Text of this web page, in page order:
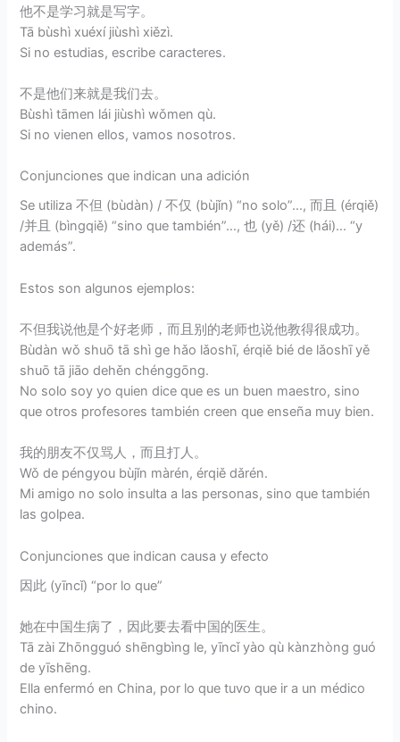
他不是学习就是写字。
Tā bùshì xuéxí jiùshì xiězì.
Si no estudias, escribe caracteres.
不是他们来就是我们去。
Bùshì tāmen lái jiùshì wǒmen qù.
Si no vienen ellos, vamos nosotros.
Conjunciones que indican una adición
Se utiliza 不但 (bùdàn) / 不仅 (bùjǐn) “no solo”…, 而且 (érqiě)
/并且 (bìngqiě) “sino que también”…, 也 (yě) /还 (hái)… “y
además”.
Estos son algunos ejemplos:
不但我说他是个好老师，而且别的老师也说他教得很成功。
Bùdàn wǒ shuō tā shì ge hǎo lǎoshī, érqiě bié de lǎoshī yě
shuō tā jiāo dehěn chénggōng.
No solo soy yo quien dice que es un buen maestro, sino
que otros profesores también creen que enseña muy bien.
我的朋友不仅骂人，而且打人。
Wǒ de péngyou bùjǐn màrén, érqiě dǎrén.
Mi amigo no solo insulta a las personas, sino que también
las golpea.
Conjunciones que indican causa y efecto
因此 (yīncǐ) “por lo que”
她在中国生病了，因此要去看中国的医生。
Tā zài Zhōngguó shēngbìng le, yīncǐ yào qù kànzhòng guó
de yīshēng.
Ella enfermó en China, por lo que tuvo que ir a un médico
chino.